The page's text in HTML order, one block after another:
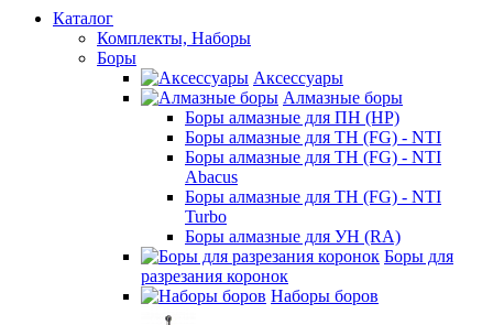
Каталог
Комплекты, Наборы
Боры
Аксессуары
Алмазные боры
Боры алмазные для ПН (HP)
Боры алмазные для ТН (FG) - NTI
Боры алмазные для ТН (FG) - NTI
Abacus
Боры алмазные для ТН (FG) - NTI
Turbo
Боры алмазные для УН (RA)
Боры для
разрезания коронок
Наборы боров